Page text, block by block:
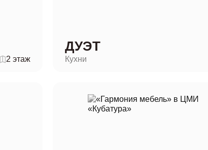
2 этаж
ДУЭТ
Кухни